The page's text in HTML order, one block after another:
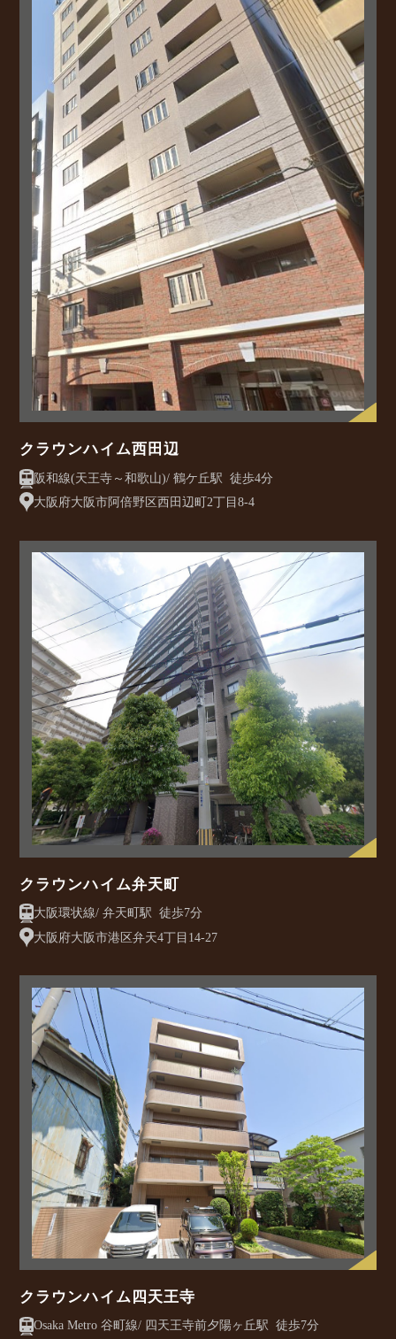
クラウンハイム西田辺
阪和線(天王寺～和歌山)/ 鶴ケ丘駅 徒歩4分
大阪府大阪市阿倍野区西田辺町2丁目8-4
クラウンハイム弁天町
大阪環状線/ 弁天町駅 徒歩7分
大阪府大阪市港区弁天4丁目14-27
クラウンハイム四天王寺
Osaka Metro 谷町線/ 四天王寺前夕陽ヶ丘駅 徒歩7分